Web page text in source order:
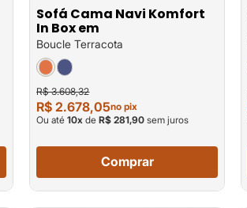
Sofá Cama Navi Komfort
In Box em
Boucle Terracota
R$ 3.608,32
R$ 2.678,05no pix
Ou até10x deR$ 281,90 sem juros
Comprar